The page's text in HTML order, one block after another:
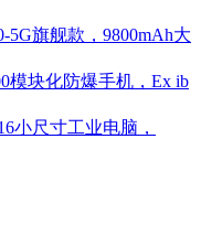
5G旗舰款，9800mAh大
模块化防爆手机，Ex ib
小尺寸工业电脑，